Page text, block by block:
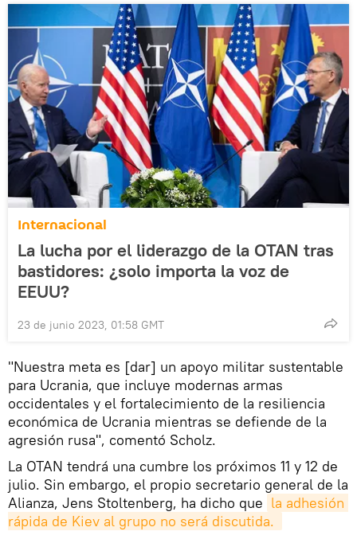
Internacional
La lucha por el liderazgo de la OTAN tras
bastidores: ¿solo importa la voz de
EEUU?
23 de junio 2023, 01:58 GMT
"Nuestra meta es [dar] un apoyo militar sustentable
para Ucrania, que incluye modernas armas
occidentales y el fortalecimiento de la resiliencia
económica de Ucrania mientras se defiende de la
agresión rusa", comentó Scholz.
La OTAN tendrá una cumbre los próximos 11 y 12 de
julio. Sin embargo, el propio secretario general de la
Alianza, Jens Stoltenberg, ha dicho que la adhesión
rápida de Kiev al grupo no será discutida.